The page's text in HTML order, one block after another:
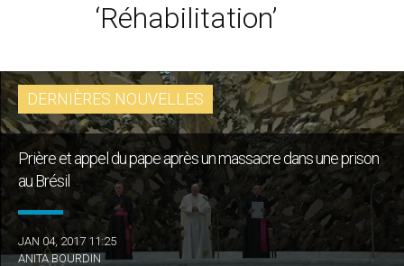
‘réhabilitation’
DERNIÈRES NOUVELLES
Prière et appel du pape après un massacre dans une prison
au Brésil
JAN 04, 2017 11:25
ANITA BOURDIN